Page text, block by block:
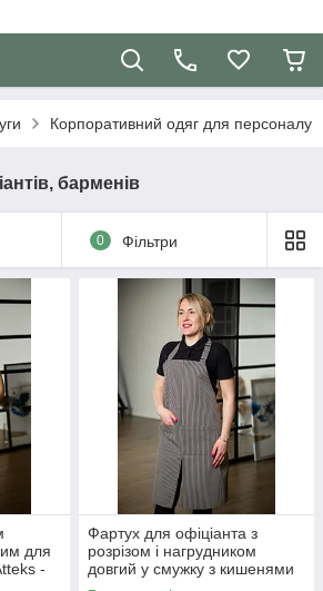
Корпоративний одяг для персоналу
барменів
0 Фільтри
для
-
Фартух для офіціанта з
розрізом і нагрудником
довгий у смужку з кишенями
Atteks — 00120